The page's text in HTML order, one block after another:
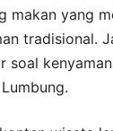
makan yang
tradisional.
soal